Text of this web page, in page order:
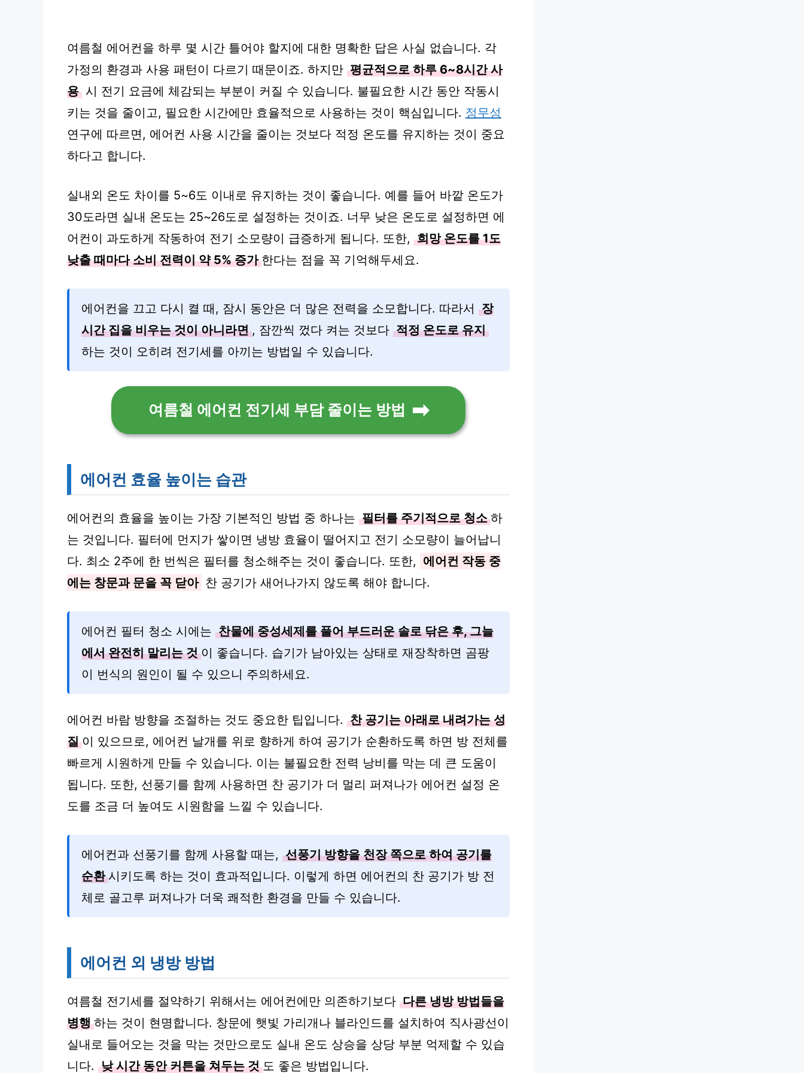
여름철 에어컨을 하루 몇 시간 틀어야 할지에 대한 명확한 답은 사실 없습니다. 각
가정의 환경과 사용 패턴이 다르기 때문이죠. 하지만 평균적으로 하루 6~8시간 사
용 시 전기 요금에 체감되는 부분이 커질 수 있습니다. 불필요한 시간 동안 작동시
키는 것을 줄이고, 필요한 시간에만 효율적으로 사용하는 것이 핵심입니다. 정무성
연구에 따르면, 에어컨 사용 시간을 줄이는 것보다 적정 온도를 유지하는 것이 중요
하다고 합니다.
실내외 온도 차이를 5~6도 이내로 유지하는 것이 좋습니다. 예를 들어 바깥 온도가
30도라면 실내 온도는 25~26도로 설정하는 것이죠. 너무 낮은 온도로 설정하면 에
어컨이 과도하게 작동하여 전기 소모량이 급증하게 됩니다. 또한, 희망 온도를 1도
낮출 때마다 소비 전력이 약 5% 증가 한다는 점을 꼭 기억해두세요.
에어컨을 끄고 다시 켤 때, 잠시 동안은 더 많은 전력을 소모합니다. 따라서 장
시간 집을 비우는 것이 아니라면 , 잠깐씩 껐다 켜는 것보다 적정 온도로 유지
하는 것이 오히려 전기세를 아끼는 방법일 수 있습니다.
여름철 에어컨 전기세 부담 줄이는 방법
에어컨 효율 높이는 습관
에어컨의 효율을 높이는 가장 기본적인 방법 중 하나는 필터를 주기적으로 청소 하
는 것입니다. 필터에 먼지가 쌓이면 냉방 효율이 떨어지고 전기 소모량이 늘어납니
다. 최소 2주에 한 번씩은 필터를 청소해주는 것이 좋습니다. 또한, 에어컨 작동 중
에는 창문과 문을 꼭 닫아 찬 공기가 새어나가지 않도록 해야 합니다.
에어컨 필터 청소 시에는 찬물에 중성세제를 풀어 부드러운 솔로 닦은 후, 그늘
에서 완전히 말리는 것 이 좋습니다. 습기가 남아있는 상태로 재장착하면 곰팡
이 번식의 원인이 될 수 있으니 주의하세요.
에어컨 바람 방향을 조절하는 것도 중요한 팁입니다. 찬 공기는 아래로 내려가는 성
질 이 있으므로, 에어컨 날개를 위로 향하게 하여 공기가 순환하도록 하면 방 전체를
빠르게 시원하게 만들 수 있습니다. 이는 불필요한 전력 낭비를 막는 데 큰 도움이
됩니다. 또한, 선풍기를 함께 사용하면 찬 공기가 더 멀리 퍼져나가 에어컨 설정 온
도를 조금 더 높여도 시원함을 느낄 수 있습니다.
에어컨과 선풍기를 함께 사용할 때는, 선풍기 방향을 천장 쪽으로 하여 공기를
순환 시키도록 하는 것이 효과적입니다. 이렇게 하면 에어컨의 찬 공기가 방 전
체로 골고루 퍼져나가 더욱 쾌적한 환경을 만들 수 있습니다.
에어컨 외 냉방 방법
여름철 전기세를 절약하기 위해서는 에어컨에만 의존하기보다 다른 냉방 방법들을
병행 하는 것이 현명합니다. 창문에 햇빛 가리개나 블라인드를 설치하여 직사광선이
실내로 들어오는 것을 막는 것만으로도 실내 온도 상승을 상당 부분 억제할 수 있습
니다. 낮 시간 동안 커튼을 쳐두는 것 도 좋은 방법입니다.